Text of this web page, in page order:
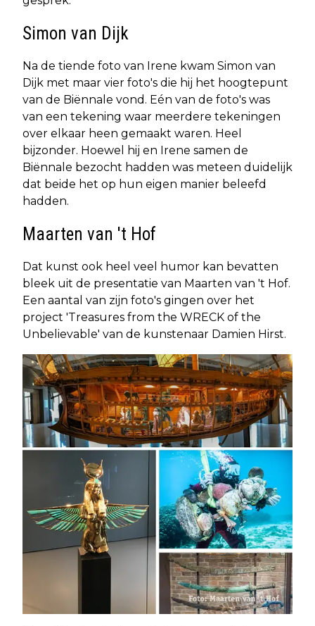
Simon van Dijk
Na de tiende foto van Irene kwam Simon van
Dijk met maar vier foto's die hij het hoogtepunt
van de Biënnale vond. Eén van de foto's was
van een tekening waar meerdere tekeningen
over elkaar heen gemaakt waren. Heel
bijzonder. Hoewel hij en Irene samen de
Biënnale bezocht hadden was meteen duidelijk
dat beide het op hun eigen manier beleefd
hadden.
Maarten van 't Hof
Dat kunst ook heel veel humor kan bevatten
bleek uit de presentatie van Maarten van 't Hof.
Een aantal van zijn foto's gingen over het
project 'Treasures from the WRECK of the
Unbelievable' van de kunstenaar Damien Hirst.